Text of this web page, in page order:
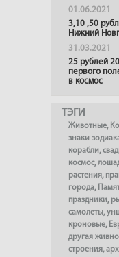
01.06.2021
3,10 ,50
Нижний
31.03.2021
25 рублей
первого
в космос
ТЭГИ
Животные,
знаки
корабли,
космос,
растения,
города,
праздники,
самолеты,
кроновые,
другая
строения,